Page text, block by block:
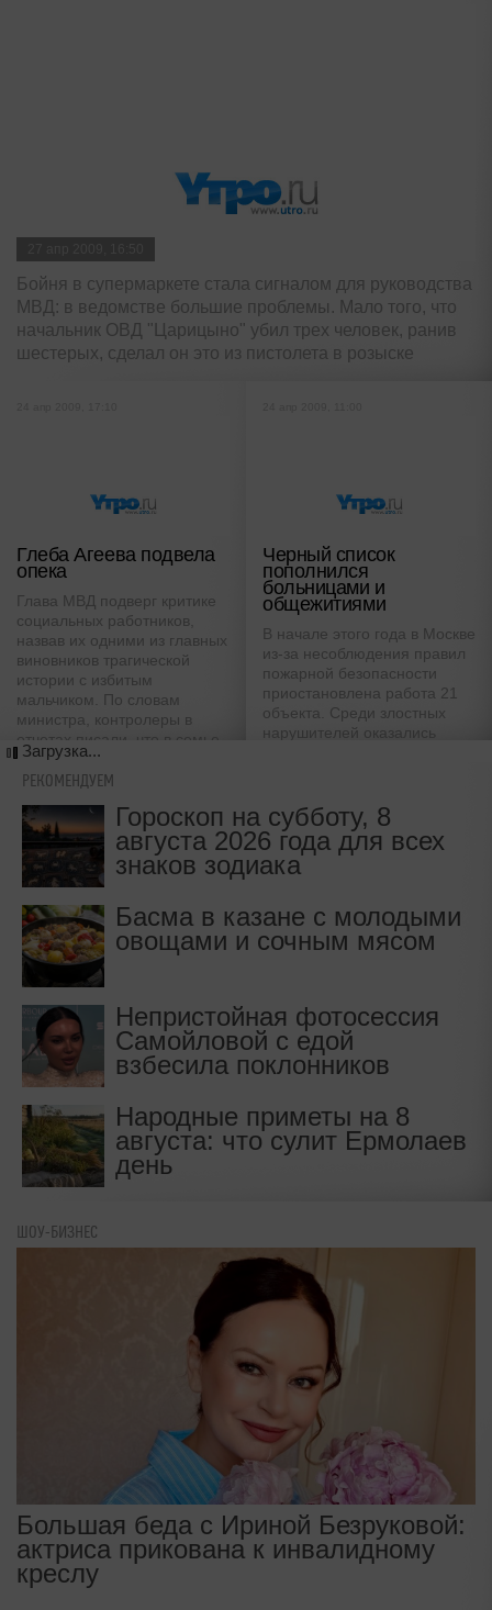
Бойня в супермаркете стала сигналом для руководства
МВД: в ведомстве большие проблемы. Мало того, что
начальник ОВД "Царицыно" убил трех человек, ранив
шестерых, сделал он это из пистолета в розыске
Глеба Агеева подвела
опека
Глава МВД подверг критике
социальных работников,
назвав их одними из главных
виновников трагической
истории с избитым
мальчиком. По словам
министра, контролеры в
отчетах писали, что в семье
есть все условия для
проживания детей, при этом
ребенка
Черный список
пополнился
больницами и
общежитиями
В начале этого года в Москве
из-за несоблюдения правил
пожарной безопасности
приостановлена работа 21
объекта. Среди злостных
нарушителей оказались
исследовательских
институтов
Загрузка...
РЕКОМЕНДУЕМ
Гороскоп на субботу, 8
августа 2026 года для всех
знаков зодиака
Басма в казане с молодыми
овощами и сочным мясом
Непристойная фотосессия
Самойловой с едой
взбесила поклонников
Народные приметы на 8
августа: что сулит Ермолаев
день
ШОУ-БИЗНЕС
Большая беда с Ириной Безруковой:
актриса прикована к инвалидному
креслу